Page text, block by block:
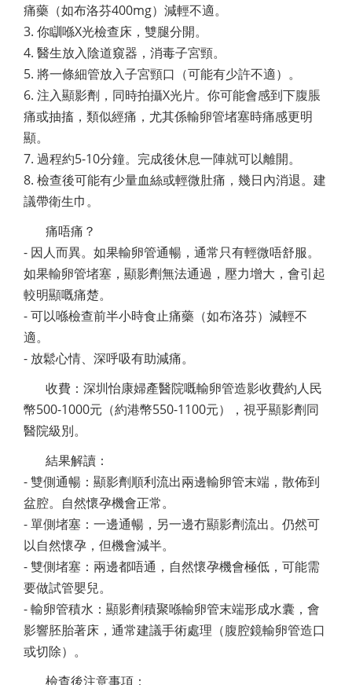
痛藥（如布洛芬400mg）減輕不適。
3. 你瞓喺X光檢查床，雙腿分開。
4. 醫生放入陰道窺器，消毒子宮頸。
5. 將一條細管放入子宮頸口（可能有少許不適）。
6. 注入顯影劑，同時拍攝X光片。你可能會感到下腹脹
痛或抽搐，類似經痛，尤其係輸卵管堵塞時痛感更明
顯。
7. 過程約5-10分鐘。完成後休息一陣就可以離開。
8. 檢查後可能有少量血絲或輕微肚痛，幾日內消退。建
議帶衛生巾。
痛唔痛？
- 因人而異。如果輸卵管通暢，通常只有輕微唔舒服。
如果輸卵管堵塞，顯影劑無法通過，壓力增大，會引起
較明顯嘅痛楚。
- 可以喺檢查前半小時食止痛藥（如布洛芬）減輕不
適。
- 放鬆心情、深呼吸有助減痛。
收費：深圳怡康婦產醫院嘅輸卵管造影收費約人民
幣500-1000元（約港幣550-1100元），視乎顯影劑同
醫院級別。
結果解讀：
- 雙側通暢：顯影劑順利流出兩邊輸卵管末端，散佈到
盆腔。自然懷孕機會正常。
- 單側堵塞：一邊通暢，另一邊冇顯影劑流出。仍然可
以自然懷孕，但機會減半。
- 雙側堵塞：兩邊都唔通，自然懷孕機會極低，可能需
要做試管嬰兒。
- 輸卵管積水：顯影劑積聚喺輸卵管末端形成水囊，會
影響胚胎著床，通常建議手術處理（腹腔鏡輸卵管造口
或切除）。
檢查後注意事項：